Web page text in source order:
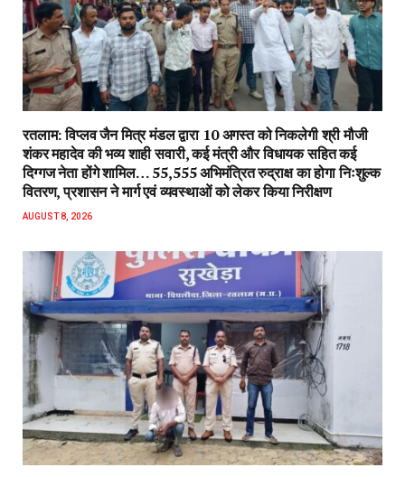
रतलाम: विप्लव जैन मित्र मंडल द्वारा 10 अगस्त को निकलेगी श्री मौजी
शंकर महादेव की भव्य शाही सवारी, कई मंत्री और विधायक सहित कई
दिग्गज नेता होंगे शामिल… 55,555 अभिमंत्रित रुद्राक्ष का होगा निःशुल्क
वितरण, प्रशासन ने मार्ग एवं व्यवस्थाओं को लेकर किया निरीक्षण
AUGUST 8, 2026